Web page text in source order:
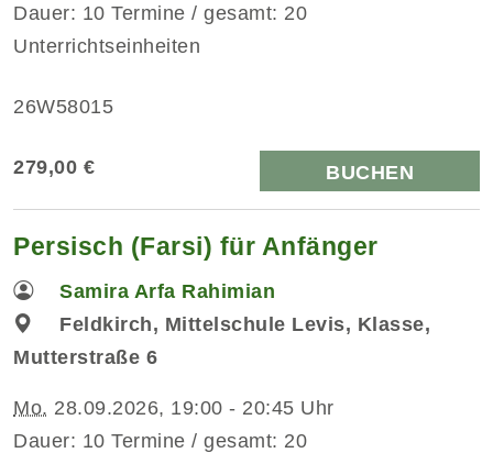
Dauer: 10 Termine / gesamt: 20
Unterrichtseinheiten
26W58015
279,00 € BUCHEN
Persisch (Farsi) für Anfänger
Samira Arfa Rahimian
Feldkirch, Mittelschule Levis, Klasse,
Mutterstraße 6
Mo. 28.09.2026, 19:00 - 20:45 Uhr
Dauer: 10 Termine / gesamt: 20